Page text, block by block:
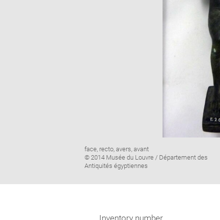
Image
caption:
face, recto, avers, avant
© 2014 Musée du Louvre / Département des
Antiquités égyptiennes